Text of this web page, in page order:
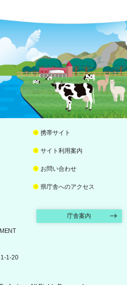
携帯サイト
サイト利用案内
お問い合わせ
県庁舎へのアクセス
庁舎案内
1-20